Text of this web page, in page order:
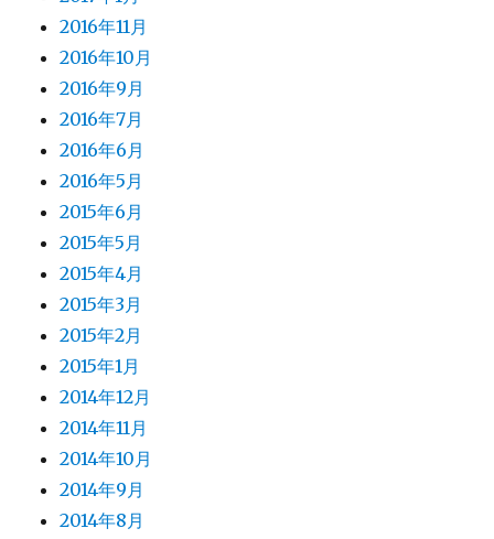
2016年11月
2016年10月
2016年9月
2016年7月
2016年6月
2016年5月
2015年6月
2015年5月
2015年4月
2015年3月
2015年2月
2015年1月
2014年12月
2014年11月
2014年10月
2014年9月
2014年8月